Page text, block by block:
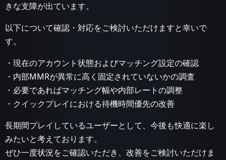
きな支障が出ています。
以下について確認・対応をご検討いただけますと幸いで
す。
・現在のアカウント状態およびマッチング設定の確認
・内部MMRが異常に高く固定されていないかの調査
・必要であればマッチング幅や内部レートの調整
・クイックプレイにおける待機時間優先の改善
長期間プレイしているユーザーとして、今後も快適に楽し
みたいと考えております。
ぜひ一度状況をご確認いただき、改善をご検討いただけま